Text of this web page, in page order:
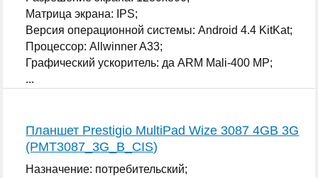
Матрица экрана: IPS;
Версия операционной системы: Android 4.4 KitKat;
Процессор: Allwinner A33;
Графический ускоритель: да ARM Mali-400 MP;
...
Планшет Prestigio MultiPad Wize 3087 4GB 3G
(PMT3087_3G_B_CIS)
Назначение: потребительский;